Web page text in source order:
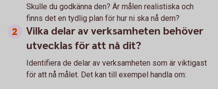
Skulle du godkänna den? Är målen realistiska och
finns det en tydlig plan för hur ni ska nå dem?
Vilka delar av verksamheten behöver
utvecklas för att nå dit?
Identifiera de delar av verksamheten som är viktigast
för att nå målet. Det kan till exempel handla om: